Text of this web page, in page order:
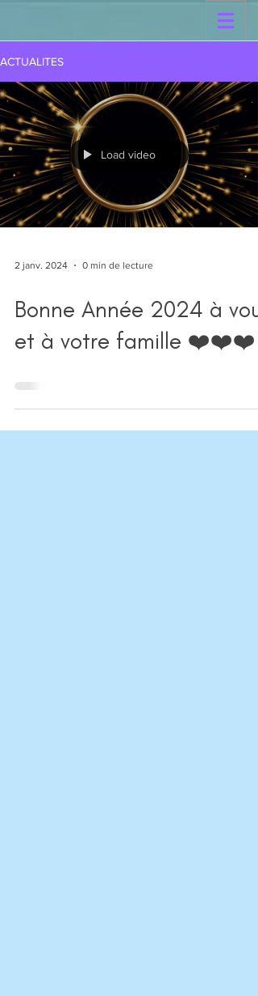
ACTUALITES
Load video
2 janv. 2024 0 min de lecture
Bonne Année 2024 à vous
et à votre famille ❤️❤️❤️